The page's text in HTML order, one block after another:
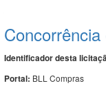
Identificador desta
Portal: BLL Compras